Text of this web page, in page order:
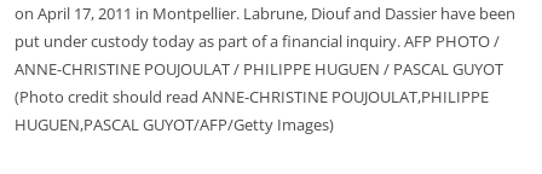
on April 17, 2011 in Montpellier. Labrune, Diouf and Dassier have been
put under custody today as part of a financial inquiry. AFP PHOTO /
ANNE-CHRISTINE POUJOULAT / PHILIPPE HUGUEN / PASCAL GUYOT
(Photo credit should read ANNE-CHRISTINE POUJOULAT,PHILIPPE
HUGUEN,PASCAL GUYOT/AFP/Getty Images)